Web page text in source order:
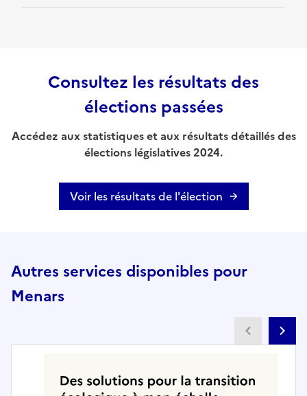
Consultez les résultats des
élections passées
Accédez aux statistiques et aux résultats détaillés des
élections législatives 2024.
Voir les résultats de l'élection
Autres services disponibles pour
Menars